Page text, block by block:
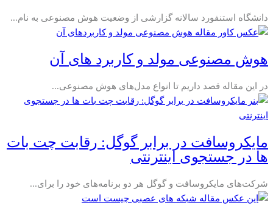
دانشگاه استنفورد سالانه گزارشی از وضعیت هوش مصنوعی به نام...
هوش مصنوعی مولد و کاربرد‌ های آن
در این مقاله قصد داریم تا انواع مدل‌های هوش مصنوعی...
مایکروسافت در برابر گوگل: رقابت چت بات
ها در جستجوی اینترنتی
شرکت‌های مایکروسافت و گوگل هر دو برنامه‌های خود را برای...